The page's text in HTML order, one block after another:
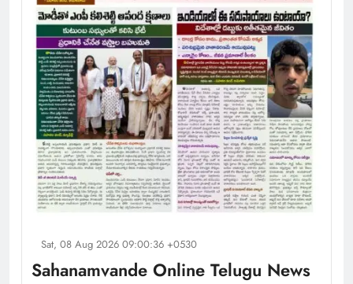
Sat, 08 Aug 2026 09:00:36 +0530
Sahanamvande Online Telugu News